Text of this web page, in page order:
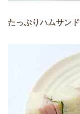
たっぷりハムサンド